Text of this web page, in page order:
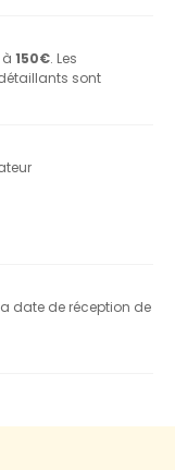
150€. Les
sont
date de réception de